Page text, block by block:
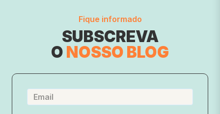
Fique informado
SUBSCREVA
O NOSSO BLOG